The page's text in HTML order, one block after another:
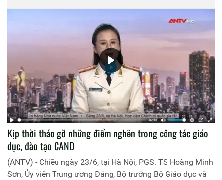
Kịp thời tháo gỡ những điểm nghẽn trong công tác giáo
dục, đào tạo CAND
(ANTV) - Chiều ngày 23/6, tại Hà Nội, PGS. TS Hoàng Minh
Sơn, Ủy viên Trung ương Đảng, Bộ trưởng Bộ Giáo dục và